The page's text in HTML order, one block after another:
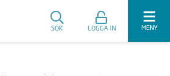
SÖK LOGGA IN MENY